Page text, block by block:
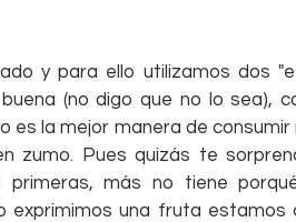
y para ello utilizamos dos
(no digo que no lo sea),
es la mejor manera de
zumo. Pues quizás te
primeras, más no tiene
exprimimos una fruta estamos